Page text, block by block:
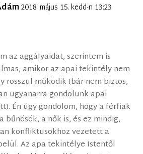
2018. május 15. kedd-n 13:23
az aggályaidat, szerintem is
amikor az apai tekintély nem
rosszul működik (bár nem biztos,
ugyanarra gondolunk apai
Én úgy gondolom, hogy a férfiak
bűnösök, a nők is, és ez mindig,
konfliktusokhoz vezetett a
Az apa tekintélye Istentől